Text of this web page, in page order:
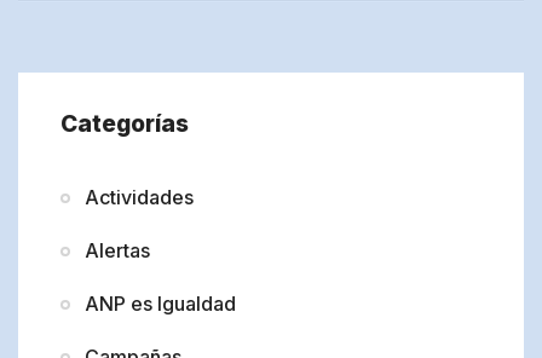
Categorías
Actividades
Alertas
ANP es Igualdad